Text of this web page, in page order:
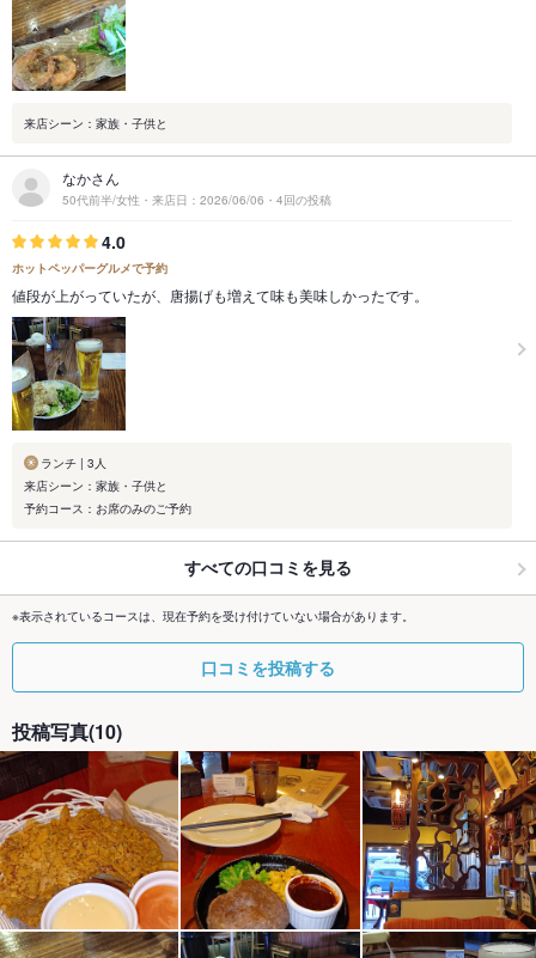
来店シーン：家族・子供と
なかさん
50代前半/女性・来店日：2026/06/06・4回の投稿
4.0
ホットペッパーグルメで予約
値段が上がっていたが、唐揚げも増えて味も美味しかったです。
ランチ | 3人
来店シーン：家族・子供と
予約コース：お席のみのご予約
すべての口コミを見る
※表示されているコースは、現在予約を受け付けていない場合があります。
口コミを投稿する
投稿写真(10)